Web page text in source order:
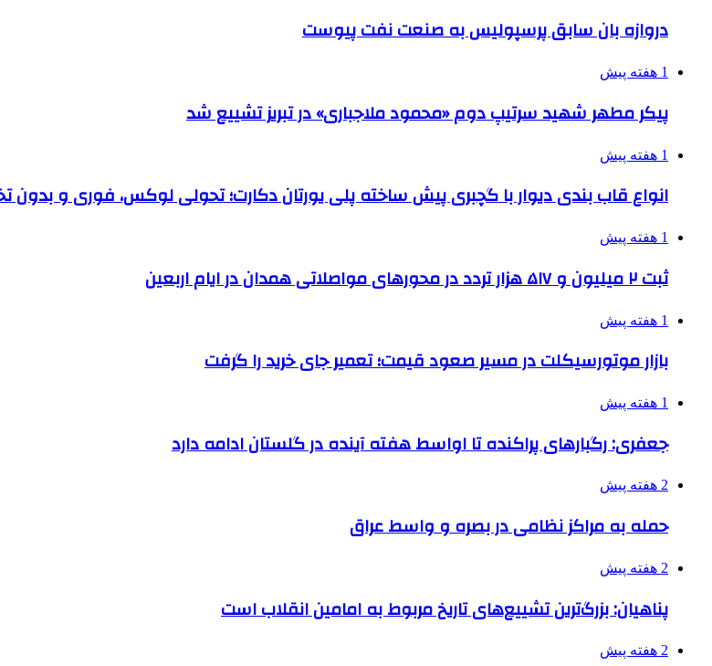
دروازه بان سابق پرسپولیس به صنعت نفت پیوست
1 هفته پیش
پیکر مطهر شهید سرتیپ دوم «محمود ملاجباری» در تبریز تشییع شد
1 هفته پیش
انواع قاب بندی دیوار با گچبری پیش ساخته پلی یورتان دکارت؛ تحولی لوکس، فوری و بدون
1 هفته پیش
ثبت ۲ میلیون و ۵۱۷ هزار تردد در محورهای مواصلاتی همدان در ایام اربعین
1 هفته پیش
بازار موتورسیکلت در مسیر صعود قیمت؛ تعمیر جای خرید را گرفت
1 هفته پیش
جعفری: رگبارهای پراکنده تا اواسط هفته آینده در گلستان ادامه دارد
2 هفته پیش
حمله به مراکز نظامی در بصره و واسط عراق
2 هفته پیش
پناهیان: بزرگ‌ترین تشییع‌های تاریخ مربوط به امامین انقلاب است
2 هفته پیش